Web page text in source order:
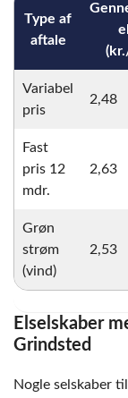
Type af
aftale
Variabel
pris
2,48
Fast
pris 12
mdr.
2,63
Grøn
strøm
(vind)
2,53
Elselskaber
Grindsted
Nogle selskaber